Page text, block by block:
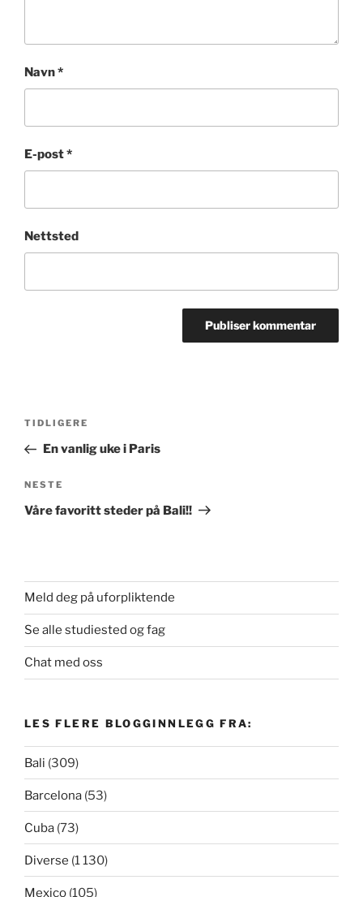
Navn*
E-post*
Nettsted
Innleggsnavigasjon
Forrige
innlegg
TIDLIGERE
En vanlig uke i Paris
Neste
innlegg
NESTE
Våre favoritt steder på Bali!!
Meld deg på uforpliktende
Se alle studiested og fag
Chat med oss
LES FLERE BLOGGINNLEGG FRA:
Bali (309)
Barcelona (53)
Cuba (73)
Diverse (1 130)
Mexico (105)